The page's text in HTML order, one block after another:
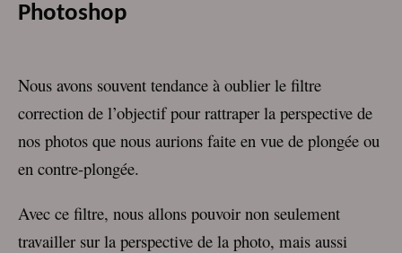
Photoshop
Nous avons souvent tendance à oublier le filtre
correction de l’objectif pour rattraper la perspective de
nos photos que nous aurions faite en vue de plongée ou
en contre-plongée.
Avec ce filtre, nous allons pouvoir non seulement
travailler sur la perspective de la photo, mais aussi